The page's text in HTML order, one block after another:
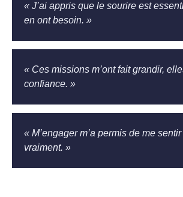
« J’ai appris que le sourire est
en ont besoin. »
« Ces missions m’ont fait grandir,
confiance. »
« M’engager m’a permis de me
vraiment. »